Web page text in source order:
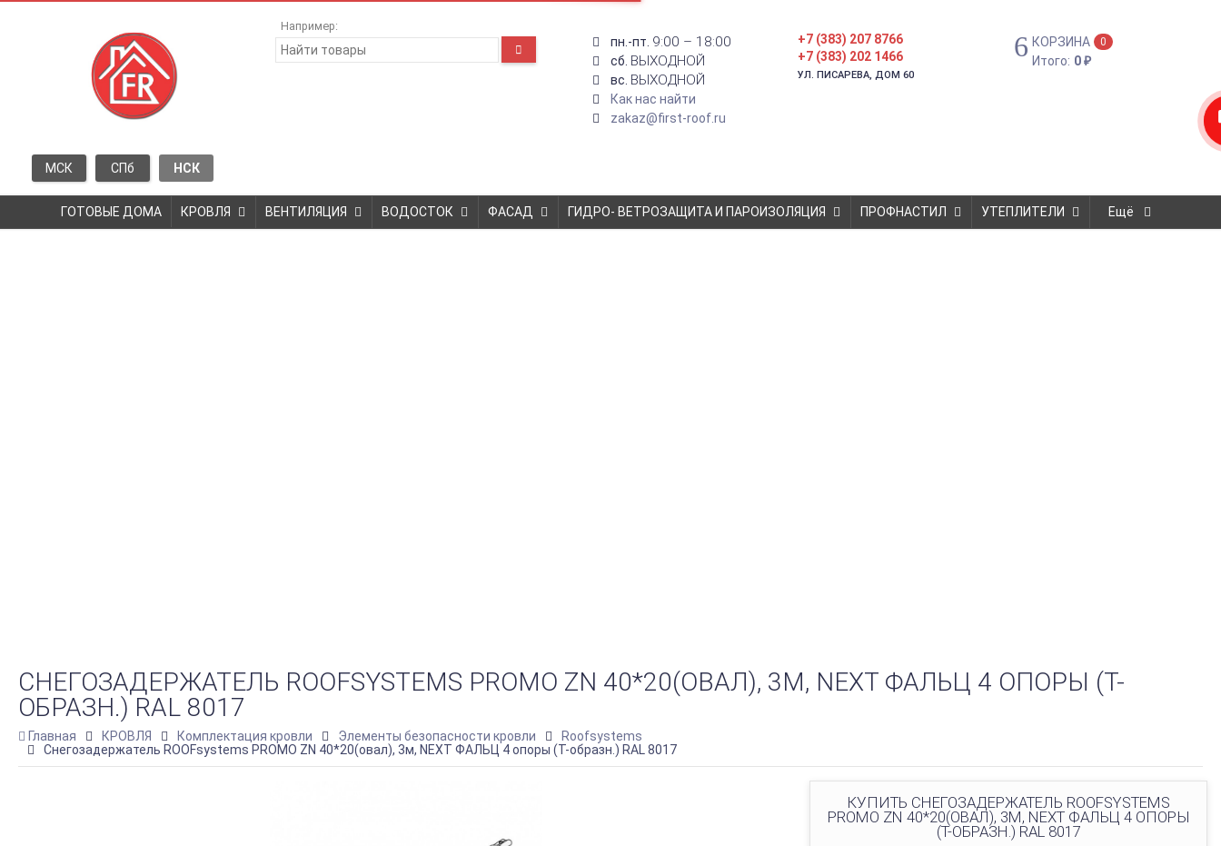
МСК СПб НСК
Например:
пн.-пт. 9:00 – 18:00
сб. ВЫХОДНОЙ
вс. ВЫХОДНОЙ
Как нас найти
zakaz@first-roof.ru
+7 (383) 207 8766
+7 (383) 202 1466
УЛ. ПИСАРЕВА, ДОМ 60
КОРЗИНА 0
Итого: 0₽
ГОТОВЫЕ ДОМА КРОВЛЯ ВЕНТИЛЯЦИЯ ВОДОСТОК ФАСАД ГИДРО- ВЕТРОЗАЩИТА И ПАРОИЗОЛЯЦИЯ ПРОФНАСТИЛ УТЕПЛИТЕЛИ Ещё
СНЕГОЗАДЕРЖАТЕЛЬ ROOFSYSTEMS PROMO ZN 40*20(ОВАЛ), 3М, NEXT ФАЛЬЦ 4 ОПОРЫ (Т-
ОБРАЗН.) RAL 8017
Главная КРОВЛЯ Комплектация кровли Элементы безопасности кровли
Roofsystems
Снегозадержатель ROOFsystems PROMO ZN 40*20(овал), 3м, NEXT ФАЛЬЦ 4 опоры (Т-образн.) RAL 8017
КУПИТЬ СНЕГОЗАДЕРЖАТЕЛЬ ROOFSYSTEMS
PROMO ZN 40*20(ОВАЛ), 3М, NEXT ФАЛЬЦ 4 ОПОРЫ
(Т-ОБРАЗН.) RAL 8017